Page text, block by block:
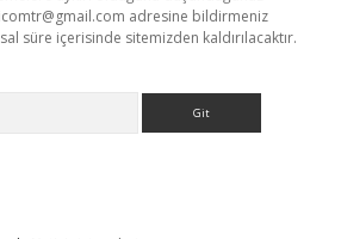
adresine bildirmeniz
süre içerisinde sitemizden kaldırılacaktır.